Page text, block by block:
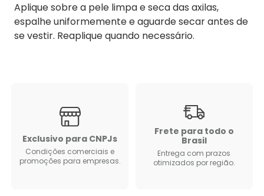
Aplique sobre a pele limpa e seca das axilas,
espalhe uniformemente e aguarde secar antes de
se vestir. Reaplique quando necessário.
Exclusivo para CNPJs
Condições comerciais e
promoções para empresas.
Frete para todo o
Brasil
Entrega com prazos
otimizados por região.